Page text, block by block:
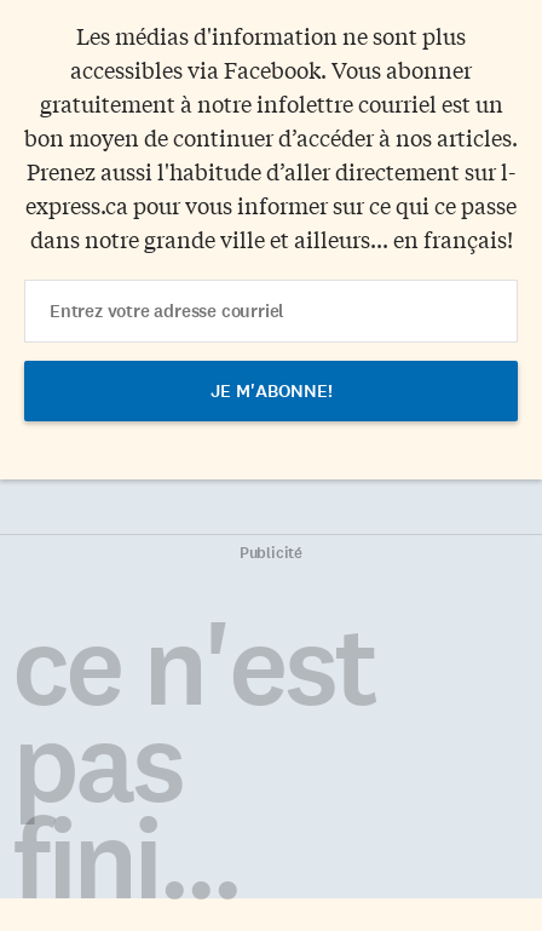
Les médias d'information ne sont plus
accessibles via Facebook. Vous abonner
gratuitement à notre infolettre courriel est un
bon moyen de continuer d’accéder à nos articles.
Prenez aussi l'habitude d’aller directement sur l-
express.ca pour vous informer sur ce qui ce passe
dans notre grande ville et ailleurs... en français!
Address
Publicité
ce n'est
pas
fini...